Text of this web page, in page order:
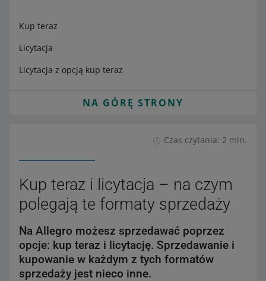
Kup teraz
Licytacja
Licytacja z opcją kup teraz
NA GÓRĘ STRONY
Czas czytania: 2 min.
Kup teraz i licytacja – na czym
polegają te formaty sprzedaży
Na Allegro możesz sprzedawać poprzez
opcje: kup teraz i licytację. Sprzedawanie i
kupowanie w każdym z tych formatów
sprzedaży jest nieco inne.